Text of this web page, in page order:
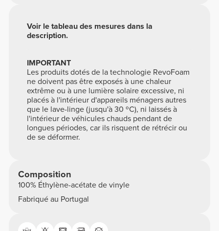
IMPORTANT
Les produits dotés de la technologie RevoFoam
ne doivent pas être exposés à une chaleur
extrême ou à une lumière solaire excessive, ni
placés à l'intérieur d'appareils ménagers autres
que le lave-linge (jusqu'à 30 ºC), ni laissés à
l'intérieur de véhicules chauds pendant de
longues périodes, car ils risquent de rétrécir ou
de se déformer.
Voir le tableau des mesures dans la
description.
Composition
100% Éthylène-acétate de vinyle
Fabriqué au Portugal